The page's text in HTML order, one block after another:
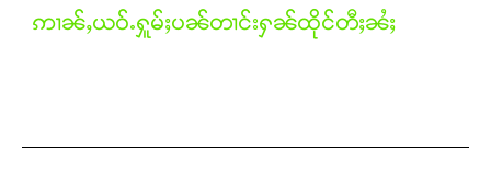
ဢၢၼ်ႇယဝ်ႉႁူမ်ႈပၼ်တၢင်းႁၼ်ထိုင်တီႈၼႆႈ